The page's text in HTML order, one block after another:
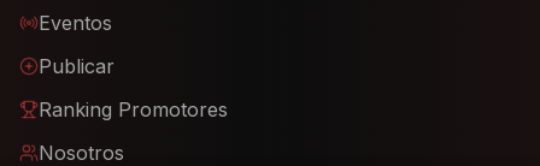
Eventos
Publicar
Ranking Promotores
Nosotros